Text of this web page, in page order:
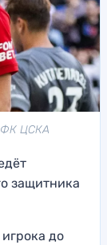
ФК ЦСКА
защитника
до